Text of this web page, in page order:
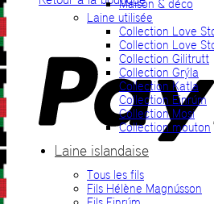
Maison & déco
Laine utilisée
Collection Love
Collection Love
Collection Gilitrutt
Collection Grýla
Collection Katla
Collection Einrúm
Collection Mosi
Collection mouton
Laine islandaise
Tous les fils
Fils Hélène Magnússon